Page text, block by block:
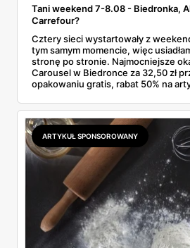
Tani weekend 7-8.08 - Biedronka,
Carrefour?
Cztery sieci wystartowały z
tym samym momencie, więc
stronę po stronie. Najmocniejsze
Carousel w Biedronce za 32,50 zł
opakowaniu gratis, rabat 50% na
2,99 zł za kilogram, ale wyłącznie w
odpowiada masłem za 2,99 zł.
najwięcej wyciśniesz z Biedronki,
do Aldi.
ARTYKUŁ SPONSOROWANY